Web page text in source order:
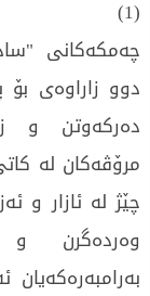
(1)
چەمکەکانی
دوو زاراوەی
دەرکەوتن و
مرۆڤەکان لە
چێژ لە ئازار و
وەردەگرن